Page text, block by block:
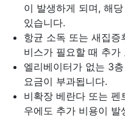
이 발생하게 되며, 해
있습니다.
항균 소독 또는 새집증
비스가 필요할 때 추가
엘리베이터가 없는 3
요금이 부과됩니다.
비확장 베란다 또는 펜
우에도 추가 비용이 발